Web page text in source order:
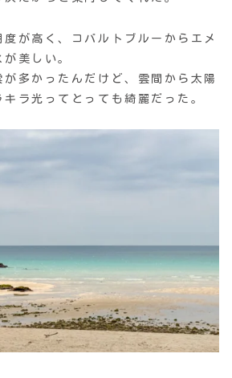
が高く、コバルトブルーからエメ
美しい。
が多かったんだけど、雲間から太陽
ラ光ってとっても綺麗だった。